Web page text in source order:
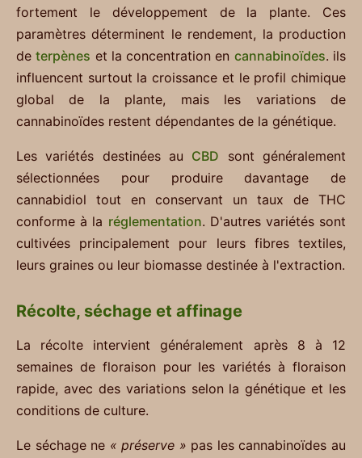
fortement le développement de la plante. Ces
paramètres déterminent le rendement, la production
deterpènes et la concentration en cannabinoïdes. ils
influencent surtout la croissance et le profil chimique
global de la plante, mais les variations de
cannabinoïdes restent dépendantes de la génétique.
Les variétés destinées au CBD sont généralement
sélectionnées pour produire davantage de
cannabidiol tout en conservant un taux de THC
conforme à la réglementation. D'autres variétés sont
cultivées principalement pour leurs fibres textiles,
leurs graines ou leur biomasse destinée à l'extraction.
Récolte, séchage et affinage
La récolte intervient généralement après 8 à 12
semaines de floraison pour les variétés à floraison
rapide, avec des variations selon la génétique et les
conditions de culture.
Le séchage ne « préserve » pas les cannabinoïdes au